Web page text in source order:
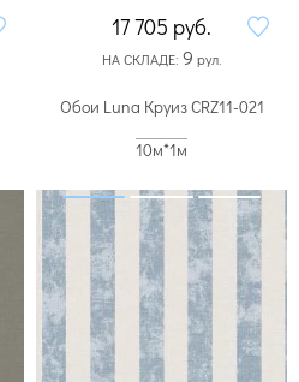
17 705 руб.
НА СКЛАДЕ: 9 рул.
Обои Luna Круиз CRZ11-021
10м*1м